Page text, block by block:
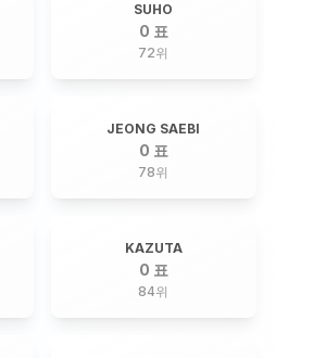
SUHO
0 표
72위
JEONG SAEBI
0 표
78위
KAZUTA
0 표
84위